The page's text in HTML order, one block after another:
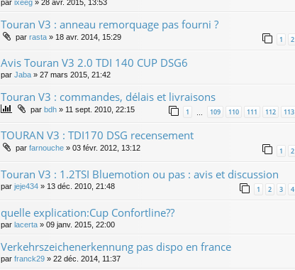
par ixeeg » 28 avr. 2015, 13:53
Touran V3 : anneau remorquage pas fourni ?
par rasta » 18 avr. 2014, 15:29 1 2
Avis Touran V3 2.0 TDI 140 CUP DSG6
par Jaba » 27 mars 2015, 21:42
Touran V3 : commandes, délais et livraisons
par bdh » 11 sept. 2010, 22:15 1 … 109 110 111 112 113
TOURAN V3 : TDI170 DSG recensement
par farnouche » 03 févr. 2012, 13:12 1 2
Touran V3 : 1.2TSI Bluemotion ou pas : avis et discussion
par jeje434 » 13 déc. 2010, 21:48 1 2 3 4
quelle explication:Cup Confortline??
par lacerta » 09 janv. 2015, 22:00
Verkehrszeichenerkennung pas dispo en france
par franck29 » 22 déc. 2014, 11:37